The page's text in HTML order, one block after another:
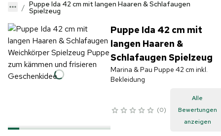
Puppe Ida 42 cm mit langen Haaren & Schlafaugen
Spielzeug
Puppe Ida 42 cm mit
langen Haaren &
Schlafaugen Spielzeug
Marina & Pau Puppe 42 cm inkl.
Bekleidung
0
Alle
Bewertungen
anzeigen